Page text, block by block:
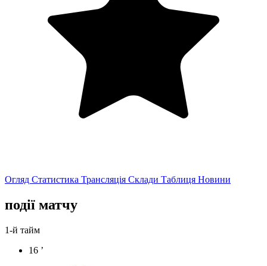
Огляд Статистика Трансляція Склади Таблиця Новини
події матчу
1-й тайм
16 ’